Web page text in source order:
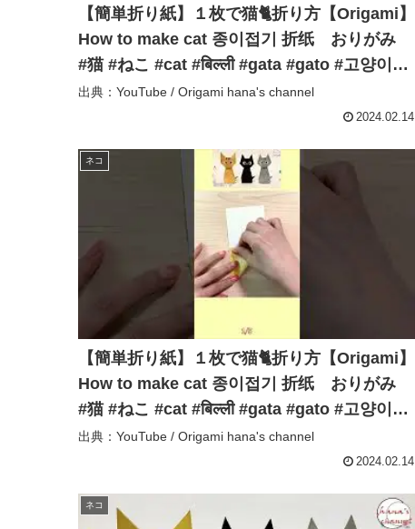
【簡単折り紙】１枚で猫🐈折り方【Origami】
How to make cat 종이접기 折纸 おりがみ
#猫 #ねこ #cat #बिल्ली #gata #gato #고양이
#shorts – Origami hana’s channel
出典：YouTube / Origami hana's channel
2024.02.14
ネコ
【簡単折り紙】１枚で猫🐈折り方【Origami】
How to make cat 종이접기 折纸 おりがみ
#猫 #ねこ #cat #बिल्ली #gata #gato #고양이
#shorts – Origami hana’s channel
出典：YouTube / Origami hana's channel
2024.02.14
ネコ